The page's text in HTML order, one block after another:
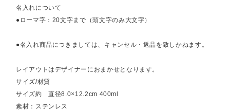
名入れについて
●ローマ字：20文字まで（頭文字のみ大文字）
●名入れ商品につきましては、キャンセル・返品を致しかねます。
レイアウトはデザイナーにおまかせとなります。
サイズ/材質
サイズ約 直径8.0×12.2cm 400ml
素材：ステンレス